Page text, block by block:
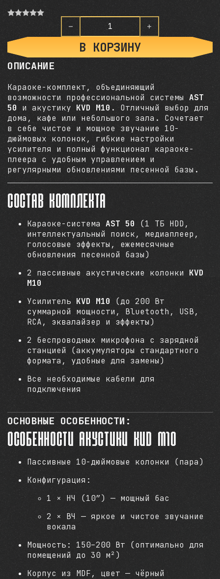
н
0
и
5
Количество товара AST 50
В КОРЗИНУ
ОПИСАНИЕ
Караоке-комплект, объединяющий
возможности профессиональной системы AST
50 и акустику KVD M10 . Отличный выбор для
дома, кафе или небольшого зала. Сочетает
в себе чистое и мощное звучание 10-
дюймовых колонок, гибкие настройки
усилителя и полный функционал караоке-
плеера с удобным управлением и
регулярными обновлениями песенной базы.
Состав комплекта
Караоке-система AST 50 (1 ТБ HDD,
интеллектуальный поиск, медиаплеер,
голосовые эффекты, ежемесячные
обновления песенной базы)
2 пассивные акустические колонки KVD
M10
Усилитель KVD M10(до 200 Вт
суммарной мощности, Bluetooth, USB,
RCA, эквалайзер и эффекты)
2 беспроводных микрофона с зарядной
станцией (аккумуляторы стандартного
формата, удобные для замены)
Все необходимые кабели для
подключения
ОСНОВНЫЕ ОСОБЕННОСТИ:
Особенности акустики KVD M10
Пассивные 10-дюймовые колонки (пара)
Конфигурация:
1 × НЧ (10”) — мощный бас
2 × ВЧ — яркое и чистое звучание
вокала
Мощность: 150–200 Вт (оптимально для
помещений до 30 м²)
Корпус из MDF, цвет — чёрный